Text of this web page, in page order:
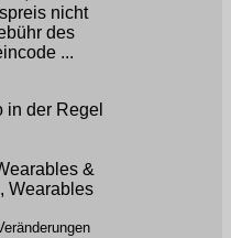
nicht
des
...
in der Regel
&
Wearables